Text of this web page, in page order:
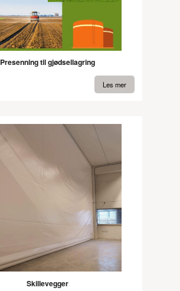
Presenning til gjødsellagring
Les mer
Skillevegger